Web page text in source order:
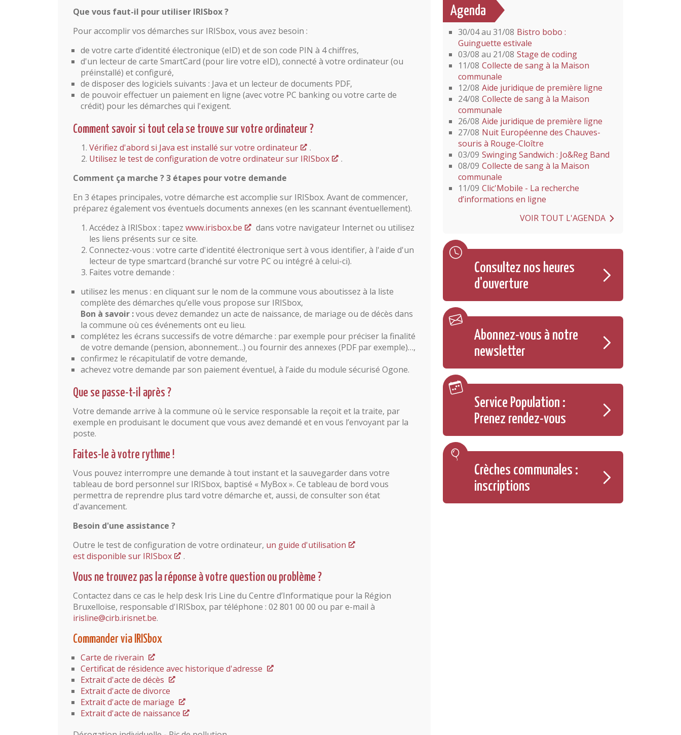
Que vous faut-il pour utiliser IRISbox ?
Pour accomplir vos démarches sur IRISbox, vous avez besoin :
de votre carte d’identité électronique (eID) et de son code PIN à 4 chiffres,
d'un lecteur de carte SmartCard (pour lire votre eID), connecté à votre ordinateur (ou
préinstallé) et configuré,
de disposer des logiciels suivants : Java et un lecteur de documents PDF,
de pouvoir effectuer un paiement en ligne (avec votre PC banking ou votre carte de
crédit) pour les démarches qui l'exigent.
Comment savoir si tout cela se trouve sur votre ordinateur ?
Vérifiez d'abord si Java est installé sur votre ordinateur
.
Utilisez le test de configuration de votre ordinateur sur IRISbox
.
Comment ça marche ? 3 étapes pour votre demande
En 3 étapes principales, votre démarche est accomplie sur IRISbox. Avant de commencer,
préparez également vos éventuels documents annexes (en les scannant éventuellement).
Accédez à IRISbox : tapez www.irisbox.be
dans votre navigateur Internet ou utilisez
les liens présents sur ce site.
Connectez-vous : votre carte d'identité électronique sert à vous identifier, à l'aide d'un
lecteur de type smartcard (branché sur votre PC ou intégré à celui-ci).
Faites votre demande :
utilisez les menus : en cliquant sur le nom de la commune vous aboutissez à la liste
complète des démarches qu’elle vous propose sur IRISbox,
Bon à savoir :vous devez demandez un acte de naissance, de mariage ou de décès dans
la commune où ces événements ont eu lieu.
complétez les écrans successifs de votre démarche : par exemple pour préciser la finalité
de votre demande (pension, abonnement…) ou fournir des annexes (PDF par exemple)…,
confirmez le récapitulatif de votre demande,
achevez votre demande par son paiement éventuel, à l’aide du module sécurisé Ogone.
Que se passe-t-il après ?
Votre demande arrive à la commune où le service responsable la reçoit et la traite, par
exemple en produisant le document que vous avez demandé et en vous l’envoyant par la
poste.
Faites-le à votre rythme !
Vous pouvez interrompre une demande à tout instant et la sauvegarder dans votre
tableau de bord personnel sur IRISbox, baptisé « MyBox ». Ce tableau de bord vous
permettra de reprendre plus tard votre démarche et, aussi, de consulter son état
d'avancement.
Besoin d'une assistance ?
Outre le test de configuration de votre ordinateur, un guide d'utilisation
est disponible sur IRISbox
.
Vous ne trouvez pas la réponse à votre question ou problème ?
Contactez dans ce cas le help desk Iris Line du Centre d’Informatique pour la Région
Bruxelloise, responsable d'IRISbox, par téléphone : 02 801 00 00 ou par e-mail à
irisline@cirb.irisnet.be.
Commander via IRISbox
Carte de riverain
Certificat de résidence avec historique d'adresse
Extrait d'acte de décès
Extrait d'acte de divorce
Extrait d'acte de mariage
Extrait d'acte de naissance
Agenda
30/04 au 31/08 Bistro bobo :
Guinguette estivale
03/08 au 21/08 Stage de coding
11/08 Collecte de sang à la Maison
communale
12/08 Aide juridique de première ligne
24/08 Collecte de sang à la Maison
communale
26/08 Aide juridique de première ligne
27/08 Nuit Européenne des Chauves-
souris à Rouge-Cloître
03/09 Swinging Sandwich : Jo&Reg Band
08/09 Collecte de sang à la Maison
communale
11/09 Clic'Mobile - La recherche
d’informations en ligne
VOIR TOUT L'AGENDA
Consultez nos heures
d'ouverture
Abonnez-vous à notre
newsletter
Service Population :
Prenez rendez-vous
Crèches communales :
inscriptions